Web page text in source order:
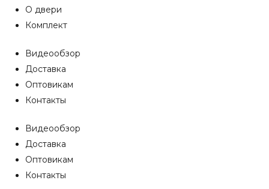
О двери
Комплект
Видеообзор
Доставка
Оптовикам
Контакты
Видеообзор
Доставка
Оптовикам
Контакты